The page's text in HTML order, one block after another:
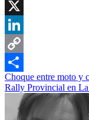
Telegram
X
LinkedIn
Copy
Link
Compartir
Navegación
de
entradas
Choque entre moto y
Rally Provincial en La